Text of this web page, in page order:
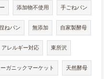
添加物不使用 手ごねパン
ねパン 無添加 自家製酵母
アレルギー対応 東所沢
ーガニックマーケット 天然酵母